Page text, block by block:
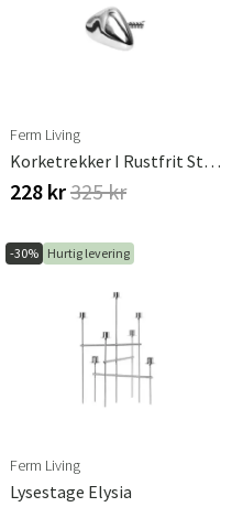
Ferm Living
Korketrekker I Rustfrit Stål Orevo
228 kr325 kr
-30% Hurtig levering
Ferm Living
Lysestage Elysia